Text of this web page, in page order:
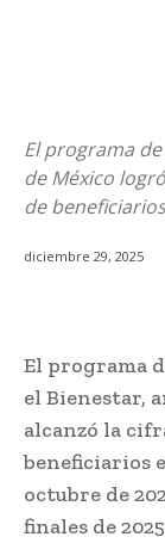
El programa
de México
de beneficiarios
diciembre 29, 2025
El programa
el Bienestar,
alcanzó la
beneficiarios
octubre de
finales de